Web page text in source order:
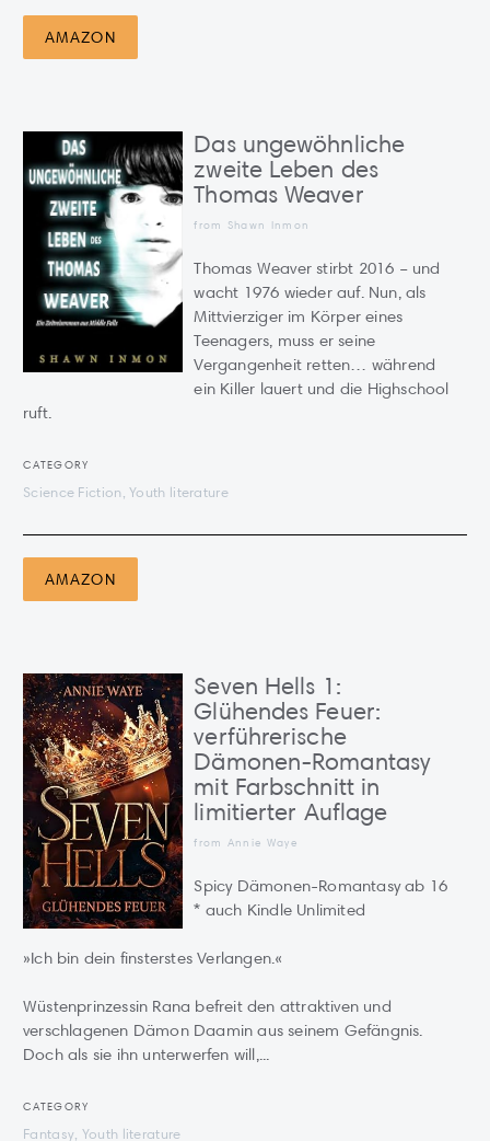
AMAZON
Das ungewöhnliche
zweite Leben des
Thomas Weaver
from Shawn Inmon
Thomas Weaver stirbt 2016 – und
wacht 1976 wieder auf. Nun, als
Mittvierziger im Körper eines
Teenagers, muss er seine
Vergangenheit retten… während
ein Killer lauert und die Highschool
ruft.
CATEGORY
Science Fiction, Youth literature
AMAZON
Seven Hells 1:
Glühendes Feuer:
verführerische
Dämonen-Romantasy
mit Farbschnitt in
limitierter Auflage
from Annie Waye
Spicy Dämonen-Romantasy ab 16
* auch Kindle Unlimited
»Ich bin dein finsterstes Verlangen.«
Wüstenprinzessin Rana befreit den attraktiven und
verschlagenen Dämon Daamin aus seinem Gefängnis.
Doch als sie ihn unterwerfen will,...
CATEGORY
Fantasy, Youth literature